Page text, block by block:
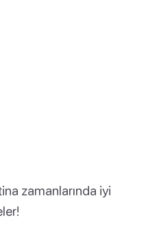
zamanlarında iyi